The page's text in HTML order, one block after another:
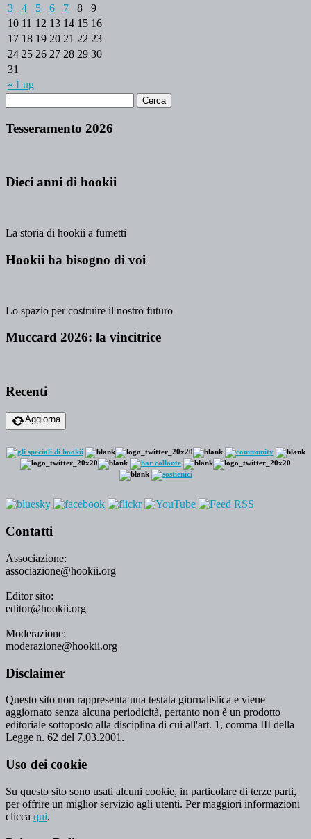
« Lug
3
4 5 6 7 8
9
10 11 12 13 14 15 16
17 18 19 20 21 22 23
24 25 26 27 28 29 30
31
Tesseramento 2026
Dieci anni di hookii
La storia di hookii a fumetti
Hookii ha bisogno di voi
Lo spazio per costruire il nostro futuro
Muccard 2026: la vincitrice
Recenti
Aggiorna
Contatti
Associazione:
associazione@hookii.org
Editor sito:
editor@hookii.org
Moderazione:
moderazione@hookii.org
Disclaimer
Questo sito non rappresenta una testata giornalistica e viene
aggiornato senza alcuna periodicità, pertanto non è un prodotto
editoriale sottoposto alla disciplina di cui all'art. 1, comma III della
Legge n. 62 del 7.03.2001.
Uso dei cookie
Su questo sito sono usati alcuni cookie, in particolare di terze parti,
per offrire un miglior servizio agli utenti. Per maggiori informazioni
clicca qui.